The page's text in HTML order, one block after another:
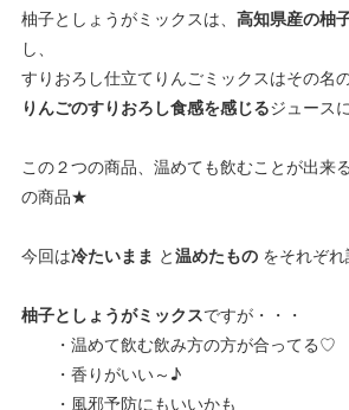
柚子としょうがミックスは、高知県産の柚
し、
すりおろし仕立てりんごミックスはその名
りんごのすりおろし食感を感じるジュース
この２つの商品、温めても飲むことが出来
の商品★
今回は冷たいまま と温めたもの をそれぞ
柚子としょうがミックスですが・・・
・温めて飲む飲み方の方が合ってる♡
・香りがいい～♪
・風邪予防にもいいかも